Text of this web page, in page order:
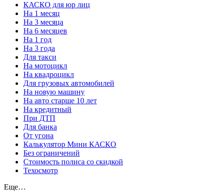
КАСКО для юр лиц
На 1 месяц
На 3 месяца
На 6 месяцев
На 1 год
На 3 года
Для такси
На мотоцикл
На квадроцикл
Для грузовых автомобилей
На новую машину
На авто старше 10 лет
На кредитный
При ДТП
Для банка
От угона
Калькулятор Мини КАСКО
Без ограничений
Стоимость полиса со скидкой
Техосмотр
Еще…